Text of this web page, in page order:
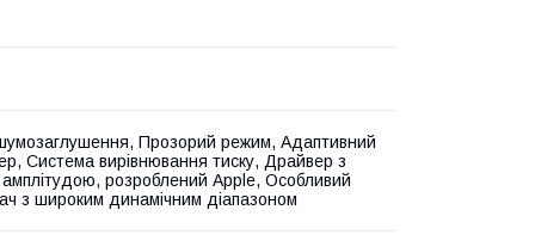
Прозорий режим, Адаптивний
Система вирівнювання тиску, Драйвер з
розроблений Apple, Особливий
з широким динамічним діапазоном